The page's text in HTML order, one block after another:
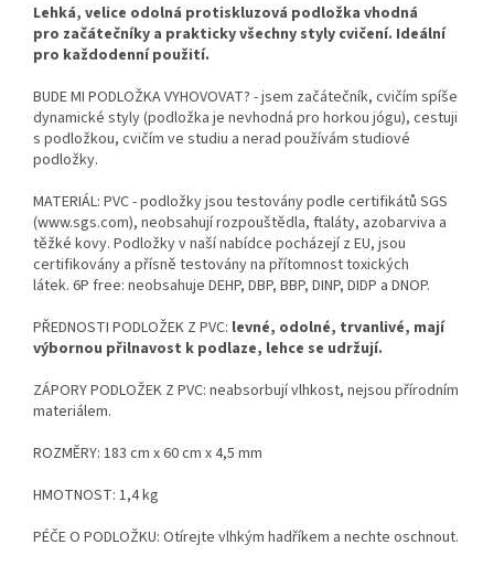
Lehká, velice odolná protiskluzová podložka vhodná
pro začátečníky a prakticky všechny styly cvičení. Ideální
pro každodenní použití.
BUDE MI PODLOŽKA VYHOVOVAT? - jsem začátečník, cvičím spíše
dynamické styly (podložka je nevhodná pro horkou jógu), cestuji
s podložkou, cvičím ve studiu a nerad používám studiové
podložky.
MATERIÁL: PVC - podložky jsou testovány podle certifikátů SGS
(www.sgs.com), neobsahují rozpouštědla, ftaláty, azobarviva a
těžké kovy. Podložky v naší nabídce pocházejí z EU, jsou
certifikovány a přísně testovány na přítomnost toxických
látek. 6P free: neobsahuje DEHP, DBP, BBP, DINP, DIDP a DNOP.
PŘEDNOSTI PODLOŽEK Z PVC: levné, odolné, trvanlivé, mají
výbornou přilnavost k podlaze, lehce se udržují.
ZÁPORY PODLOŽEK Z PVC: neabsorbují vlhkost, nejsou přírodním
materiálem.
ROZMĚRY: 183 cm x 60 cm x 4,5 mm
HMOTNOST: 1,4 kg
PÉČE O PODLOŽKU: Otírejte vlhkým hadříkem a nechte oschnout.